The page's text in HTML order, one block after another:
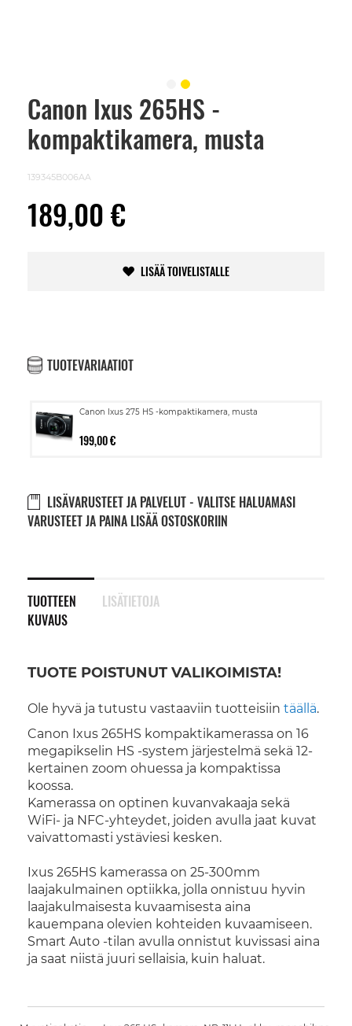
Canon Ixus 265HS -
kompaktikamera, musta
139345B006AA
189,00 €
LISÄÄ TOIVELISTALLE
TUOTEVARIAATIOT
Canon Ixus 275 HS -kompaktikamera, musta
199,00 €
LISÄVARUSTEET JA PALVELUT - VALITSE HALUAMASI
VARUSTEET JA PAINA LISÄÄ OSTOSKORIIN
TUOTTEEN
KUVAUS
TUOTE POISTUNUT VALIKOIMISTA!
Ole hyvä ja tutustu vastaaviin tuotteisiin täällä.
Canon Ixus 265HS kompaktikamerassa on 16
megapikselin HS -system järjestelmä sekä 12-
kertainen zoom ohuessa ja kompaktissa
koossa.
Kamerassa on optinen kuvanvakaaja sekä
WiFi- ja NFC-yhteydet, joiden avulla jaat kuvat
vaivattomasti ystäviesi kesken.
Ixus 265HS kamerassa on 25-300mm
laajakulmainen optiikka, jolla onnistuu hyvin
laajakulmaisesta kuvaamisesta aina
kauempana olevien kohteiden kuvaamiseen.
Smart Auto -tilan avulla onnistut kuvissasi aina
ja saat niistä juuri sellaisia, kuin haluat.
LISÄTIETOJA
Skip
beginning
images